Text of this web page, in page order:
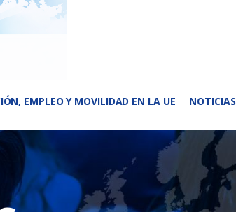
EMPLEO Y MOVILIDAD EN LA UE NOTICIAS